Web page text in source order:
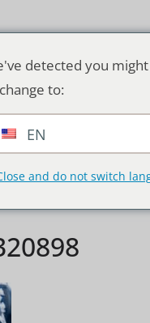
DEUTSCHLAND & WELT
detected you
to:
EN
and do not switch